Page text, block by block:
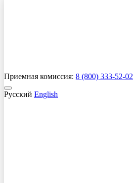
Приемная комиссия: 8 (800) 333-52-02
Русский English